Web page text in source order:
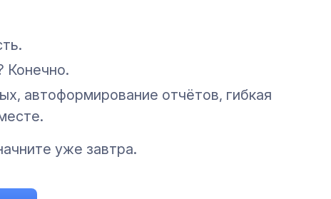
Конечно.
автоформирование отчётов, гибкая
уже завтра.